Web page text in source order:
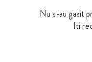
Nu s-au gasit
Iti